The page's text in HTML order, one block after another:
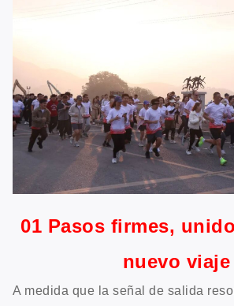
01 Pasos firmes,
nuevo viaje
A medida que la señal de salida